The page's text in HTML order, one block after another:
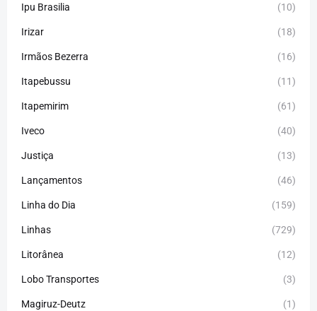
Ipu Brasilia (10)
Irizar (18)
Irmãos Bezerra (16)
Itapebussu (11)
Itapemirim (61)
Iveco (40)
Justiça (13)
Lançamentos (46)
Linha do Dia (159)
Linhas (729)
Litorânea (12)
Lobo Transportes (3)
Magiruz-Deutz (1)